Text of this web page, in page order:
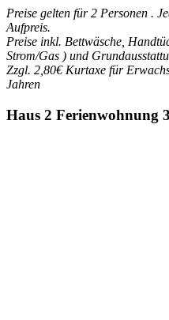
Preise gelten für 2 Personen .
Aufpreis.
Preise inkl. Bettwäsche,
Strom/Gas ) und
Zzgl. 2,80€ Kurtaxe für
Jahren
Haus 2 Ferienwohnung 3